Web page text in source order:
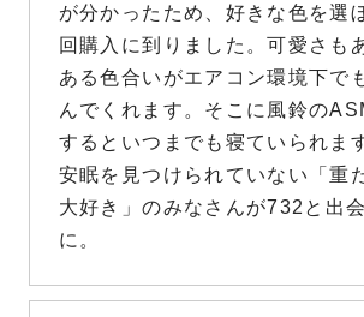
が分かったため、好きな色を選
回購入に到りました。可愛さも
ある色合いがエアコン環境下で
んでくれます。そこに風鈴の
するといつまでも寝ていられま
安眠を見つけられていない「重
大好き」のみなさんが732と出
に。